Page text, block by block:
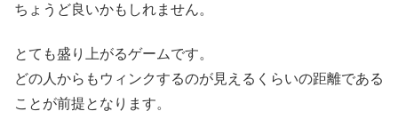
ちょうど良いかもしれません。
とても盛り上がるゲームです。
どの人からもウィンクするのが見えるくらいの距離である
ことが前提となります。